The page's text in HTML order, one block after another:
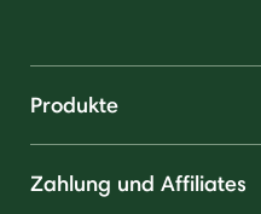
Produkte
Zahlung und Affiliates